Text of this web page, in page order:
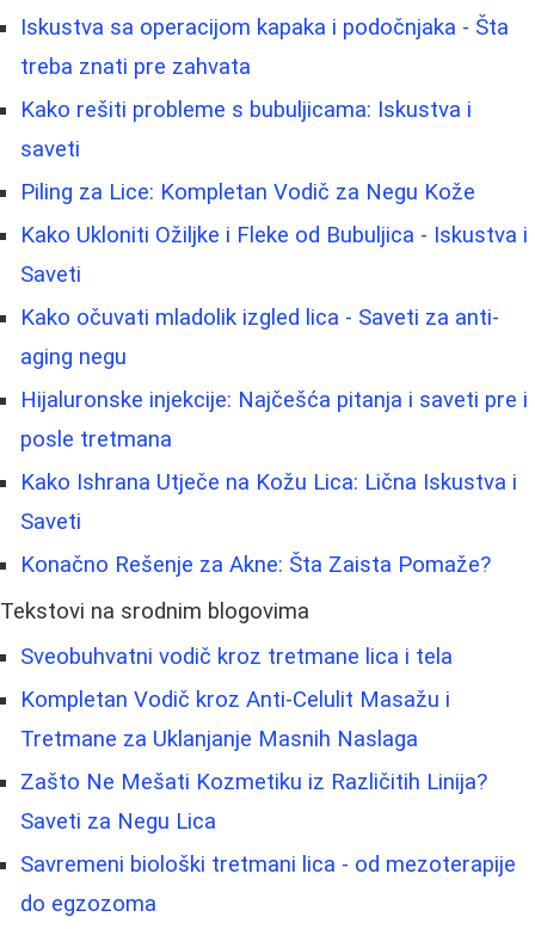
Iskustva sa operacijom kapaka i podočnjaka - Šta
treba znati pre zahvata
Kako rešiti probleme s bubuljicama: Iskustva i
saveti
Piling za Lice: Kompletan Vodič za Negu Kože
Kako Ukloniti Ožiljke i Fleke od Bubuljica - Iskustva i
Saveti
Kako očuvati mladolik izgled lica - Saveti za anti-
aging negu
Hijaluronske injekcije: Najčešća pitanja i saveti pre i
posle tretmana
Kako Ishrana Utječe na Kožu Lica: Lična Iskustva i
Saveti
Konačno Rešenje za Akne: Šta Zaista Pomaže?
Tekstovi na srodnim blogovima
Sveobuhvatni vodič kroz tretmane lica i tela
Kompletan Vodič kroz Anti-Celulit Masažu i
Tretmane za Uklanjanje Masnih Naslaga
Zašto Ne Mešati Kozmetiku iz Različitih Linija?
Saveti za Negu Lica
Savremeni biološki tretmani lica - od mezoterapije
do egzozoma